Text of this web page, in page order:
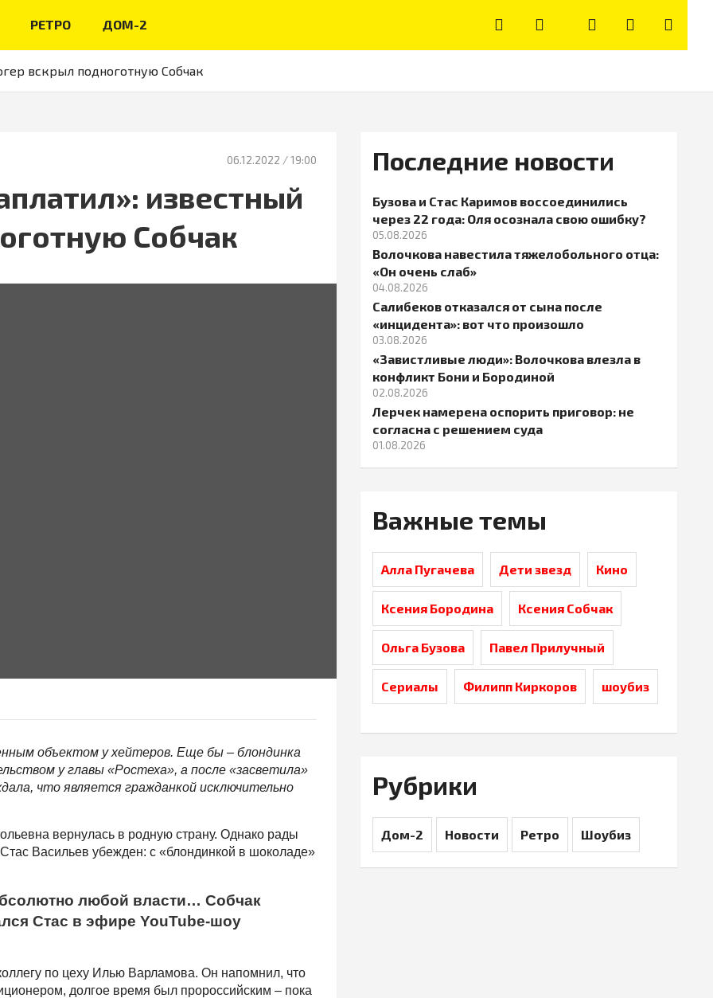
РЕТРО ДОМ-2
вскрыл подноготную Собчак
06.12.2022 / 19:00
известный
Собчак
объектом у хейтеров. Еще бы – блондинка
у главы «Ростеха», а после «засветила»
что является гражданкой исключительно
вернулась в родную страну. Однако рады
Васильев убежден: с «блондинкой в шоколаде»
любой власти… Собчак
Стас в эфире YouTube-шоу
по цеху Илью Варламова. Он напомнил, что
долгое время был пророссийским – пока
Последние новости
Бузова и Стас Каримов воссоединились
через 22 года: Оля осознала свою ошибку?
05.08.2026
Волочкова навестила тяжелобольного отца:
«Он очень слаб»
04.08.2026
Салибеков отказался от сына после
«инцидента»: вот что произошло
03.08.2026
«Завистливые люди»: Волочкова влезла в
конфликт Бони и Бородиной
02.08.2026
Лерчек намерена оспорить приговор: не
согласна с решением суда
01.08.2026
Важные темы
Алла Пугачева Дети звезд Кино
Ксения Бородина Ксения Собчак
Ольга Бузова Павел Прилучный
Сериалы Филипп Киркоров шоубиз
Рубрики
Дом-2 Новости Ретро Шоубиз